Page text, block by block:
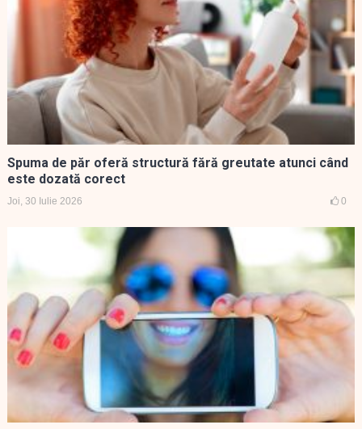
Spuma de păr oferă structură fără greutate atunci când
este dozată corect
Joi, 30 Iulie 2026 0